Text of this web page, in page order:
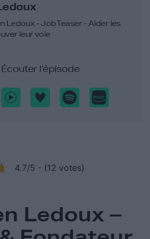
Ledoux - JobTeaser - Aider les
leur voie
Écouter l’épisode
4.7/5 - (12 votes)
Ledoux –